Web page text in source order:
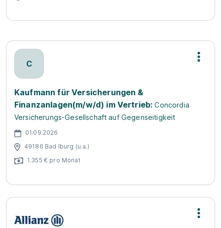
C
Kaufmann für Versicherungen &
Finanzanlagen(m/w/d) im Vertrieb: Concordia
Versicherungs-Gesellschaft auf Gegenseitigkeit
01.09.2026
49186 Bad Iburg (u.a.)
1.355 € pro Monat